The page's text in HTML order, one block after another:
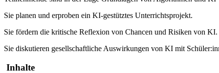
Sie planen und erproben ein KI-gestütztes Unterrichtsprojekt.
Sie fördern die kritische Reflexion von Chancen und Risiken von KI.
Sie diskutieren gesellschaftliche Auswirkungen von KI mit
Inhalte